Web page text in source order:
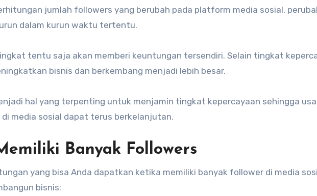
jumlah followers yang berubah pada platform media sosial,
dalam kurun waktu tertentu.
tentu saja akan memberi keuntungan tersendiri. Selain tingkat
bisnis dan berkembang menjadi lebih besar.
hal yang terpenting untuk menjamin tingkat kepercayaan sehingga
media sosial dapat terus berkelanjutan.
Banyak Followers
yang bisa Anda dapatkan ketika memiliki banyak follower di media
bisnis: